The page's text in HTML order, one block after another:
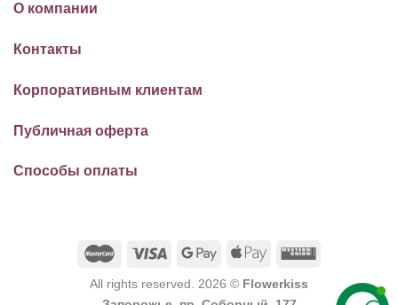
О компании
Контакты
Корпоративным клиентам
Публичная оферта
Способы оплаты
All rights reserved. 2026 © Flowerkiss